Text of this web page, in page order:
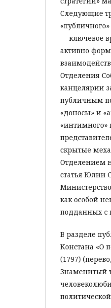
Следующие
— ключевое
активно
Отделения
канцелярии
публичным
«доносы» и
«интимного»
скрытые
Отделением
статья Юлии
как особой
подданных с
В разделе
Констана «О
(1797)
Знаменитый